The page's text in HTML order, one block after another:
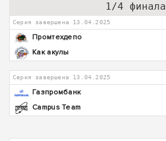
1/4 финала
Серия завершена 13.04.2025
Промтехдепо
Как акулы
Серия завершена 13.04.2025
Газпромбанк
Campus Team